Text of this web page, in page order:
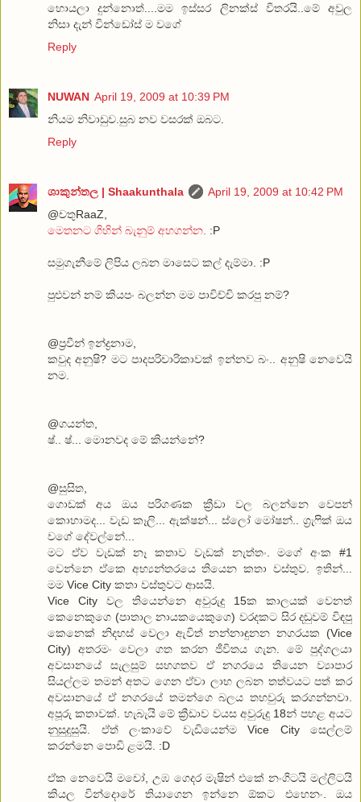
හොයලා දුන්නොත්....මම ඉස්සර ලිනක්ස් විතරයි..මේ අවුල
නිසා දැන් වින්ඩෝස් ම වගේ
Reply
NUWAN April 19, 2009 at 10:39 PM
නියම නිවාඩුව.සුබ නව වසරක් ඔබට.
Reply
ශාකුන්තල | Shaakunthala
April 19, 2009 at 10:42 PM
@චතුRaaZ,
මෙතනට ගිහින් බැනුම් අහගන්න. :P
සමුගැනීමේ ලිපිය ලබන මාසෙට කල් දැම්මා. :P
පුළුවන් නම් කියපං බලන්න මම පාවිච්චි කරපු නම්?
@ප්‍රවීන් ඉන්ද්‍රනාම,
කවුද අනුෂි? මට පාදපරිචාරිකාවක් ඉන්නව බං.. අනුෂි නෙවෙයි
නම.
@ගයන්ත,
ෂ්.. ෂ්... මොනවද මේ කියන්නේ?
@සුසිත,
ගොඩක් අය ඔය පරිගණක ක්‍රීඩා වල බලන්නෙ වෙපන්
කොහාමද... වැඩ කෑලි... ඇක්ෂන්... ස්ලෝ මෝෂන්.. ග්‍රැෆික් ඔය
වගේ දේවල්නේ...
මට ඒව වැඩක් නෑ කතාව වැඩක් නැත්තං. මගේ අංක #1
වෙන්නෙ ඒකෙ අභ්‍යන්තරයෙ තියෙන කතා වස්තුව. ඉතින්...
මම Vice City කතා වස්තුවට ආසයි.
Vice City වල තියෙන්නෙ අවුරුදු 15ක කාලයක් වෙනත්
කෙනෙකුගෙ (පාතාල නායකයෙකුගෙ) වරදකට සිර දඬුවම් විඳපු
කෙනෙක් නිදහස් වෙලා ඇවිත් නන්නාඳුනන නගරයක (Vice
City) අතරමං වෙලා ගත කරන ජීවිතය ගැන. මේ පුද්ගලයා
අවසානයේ සැලසුම් සහගතව ඒ නගරයෙ තියෙන ව්‍යාපාර
සියල්ලම තමන් අත‌ට ගෙන ඒවා ලාභ ලබන තත්වයට පත් කර
අවසානයේ ඒ නගරයේ තමන්ගෙ බලය තහවුරු කරගන්නවා.
අපූරු කතාවක්. හැබැයි මේ ක්‍රීඩාව වයස අවුරුදු 18න් පහළ අයට
නුසුදුසුයි. ඒත් ලංකාවේ වැඩියෙන්ම Vice City සෙල්ලම්
කරන්නෙ පොඩි ළමයි. :D
ඒක නෙවෙයි මචෝ, උඹ ගෙදර මැෂින් එකේ නංගිටයි මල්ලිටයි
කියල වින්දොරේ තියාගෙන ඉන්නෙ ඕකට එහෙනං. ඔය